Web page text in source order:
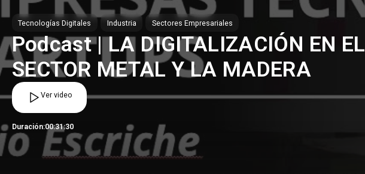
Tecnologías Digitales Industria Sectores Empresariales
Podcast | LA DIGITALIZACIÓN EN EL
SECTOR METAL Y LA MADERA
Ver video
Duración:00:31:30